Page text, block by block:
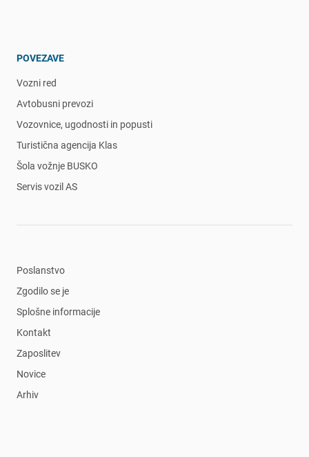
POVEZAVE
Vozni red
Avtobusni prevozi
Vozovnice, ugodnosti in popusti
Turistična agencija Klas
Šola vožnje BUSKO
Servis vozil AS
Poslanstvo
Zgodilo se je
Splošne informacije
Kontakt
Zaposlitev
Novice
Arhiv